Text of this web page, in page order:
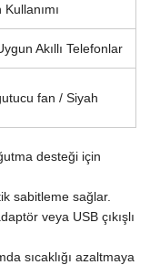
Akıllı Telefonlar
fan / Siyah
desteği için
sabitleme sağlar.
veya USB çıkışlı
sıcaklığı azaltmaya